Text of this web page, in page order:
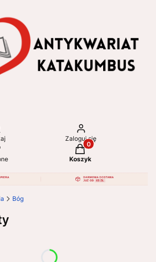
wyszukiwarkę
Zaloguj się
Produkty w koszyku:
Koszyk
Bóg